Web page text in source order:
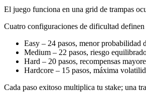
El juego funciona en una grid de trampas
Cuatro configuraciones de dificultad
Easy – 24 pasos, menor probabilidad
Medium – 22 pasos, riesgo
Hard – 20 pasos, recompensas
Hardcore – 15 pasos, máxima
Cada paso exitoso multiplica tu stake; una